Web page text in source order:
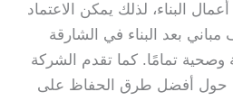
البناء، لذلك يمكن الاعتماد
بعد البناء في الشارقة
تمامًا. كما تقدم الشركة
حول أفضل طرق الحفاظ على